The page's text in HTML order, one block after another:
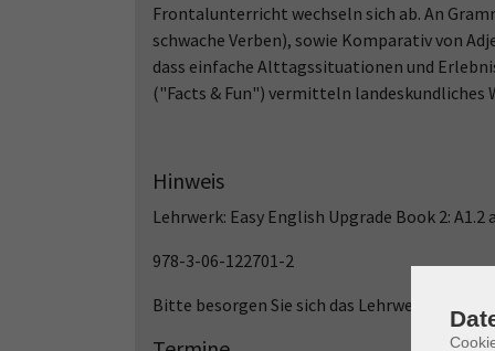
Frontalunterricht wechseln sich ab. An
schwache Verben), sowie Komparativ von
dass einfache Alttagssituationen und
("Facts & Fun") vermitteln landeskundliches
Hinweis
Lehrwerk: Easy English Upgrade Book 2:
978-3-06-122701-2
Bitte besorgen Sie sich das Lehrwerk erst